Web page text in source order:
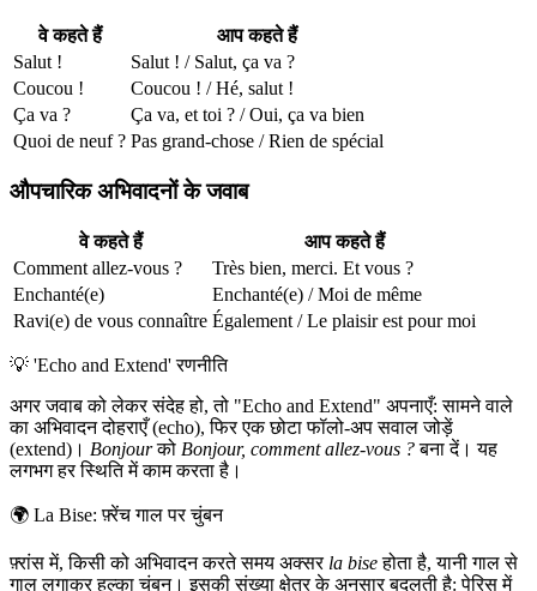
वे कहते हैं
आप कहते हैं
Salut !
Salut ! / Salut, ça va ?
Coucou !
Coucou ! / Hé, salut !
Ça va ?
Ça va, et toi ? / Oui, ça va bien
Quoi de neuf ? Pas grand-chose / Rien de spécial
औपचारिक अभिवादनों के जवाब
वे कहते हैं
आप कहते हैं
Comment allez-vous ?
Très bien, merci. Et vous ?
Enchanté(e)
Enchanté(e) / Moi de même
Ravi(e) de vous connaître Également / Le plaisir est pour moi
💡 'Echo and Extend' रणनीति
अगर जवाब को लेकर संदेह हो, तो "Echo and Extend" अपनाएँ: सामने वाले
का अभिवादन दोहराएँ (echo), फिर एक छोटा फॉलो-अप सवाल जोड़ें
(extend)। Bonjourको Bonjour, comment allez-vous ?बना दें। यह
लगभग हर स्थिति में काम करता है।
🌍 La Bise: फ़्रेंच गाल पर चुंबन
फ़्रांस में, किसी को अभिवादन करते समय अक्सर la biseहोता है, यानी गाल से
गाल लगाकर हल्का चुंबन। इसकी संख्या क्षेत्र के अनुसार बदलती है: पेरिस में